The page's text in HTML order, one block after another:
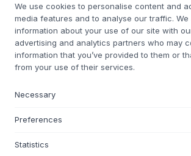
Le fauteuil d'extérieur Fiber Outdoor
est un hommage au langage des formes
simple, conçu pour résister aux
fabriquée à partir de plastique recyclé
stabilisateurs UV qui protègent la couleur
acier galvanisé avec un revêtement en
chaise dégage une légèreté et une
qui en font un véritable classique pour
de drainage de la chaise garantissent que
We use cookies to personalise content and
media features and to analyse our traffic. We
information about your use of our site with
advertising and analytics partners who may
information that you’ve provided to them or
from your use of their services.
Necessary
Preferences
Statistics